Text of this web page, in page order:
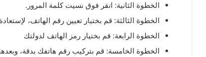
الخطوة الثانية: انقر فوق نسيت كلمة المرور.
الخطوة الثالثة: قم بختيار تعيين رقم الهاتف،
الخطوة الرابعة: قم بختيار رمز الهاتف لدولتك
الخطوة الخامسة: قم بتركيب رقم هاتفك بدقة،